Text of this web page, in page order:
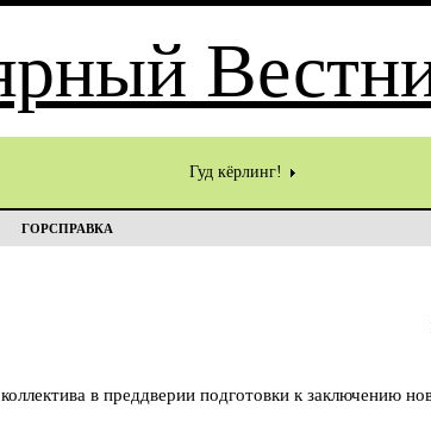
Гуд кёрлинг!
ГОРСПРАВКА
в преддверии подготовки к заключению